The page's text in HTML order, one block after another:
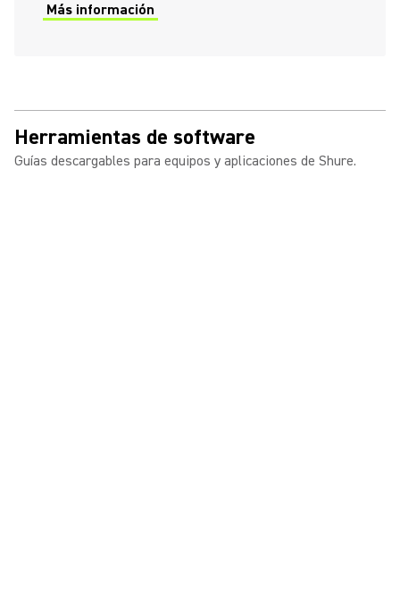
Más información
Herramientas de software
Guías descargables para equipos y aplicaciones de Shure.